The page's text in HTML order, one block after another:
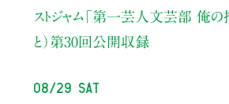
ストジャム「第一芸人文芸部 俺の推
と） 第30回公開収録
08/29 Sat